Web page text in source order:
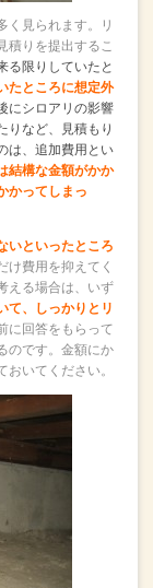
見られます。
リ
積りを提出するこ
る限りしていたと
たところに想定外
にシロアリの影響
など、
見積もり
は、追加費用とい
結構な金額がかか
かってしまっ
いといったところ
け費用を抑えてく
る場合は、 いず
、
しっかりとリ
に回答をもらって
です。 金額にか
いてください。